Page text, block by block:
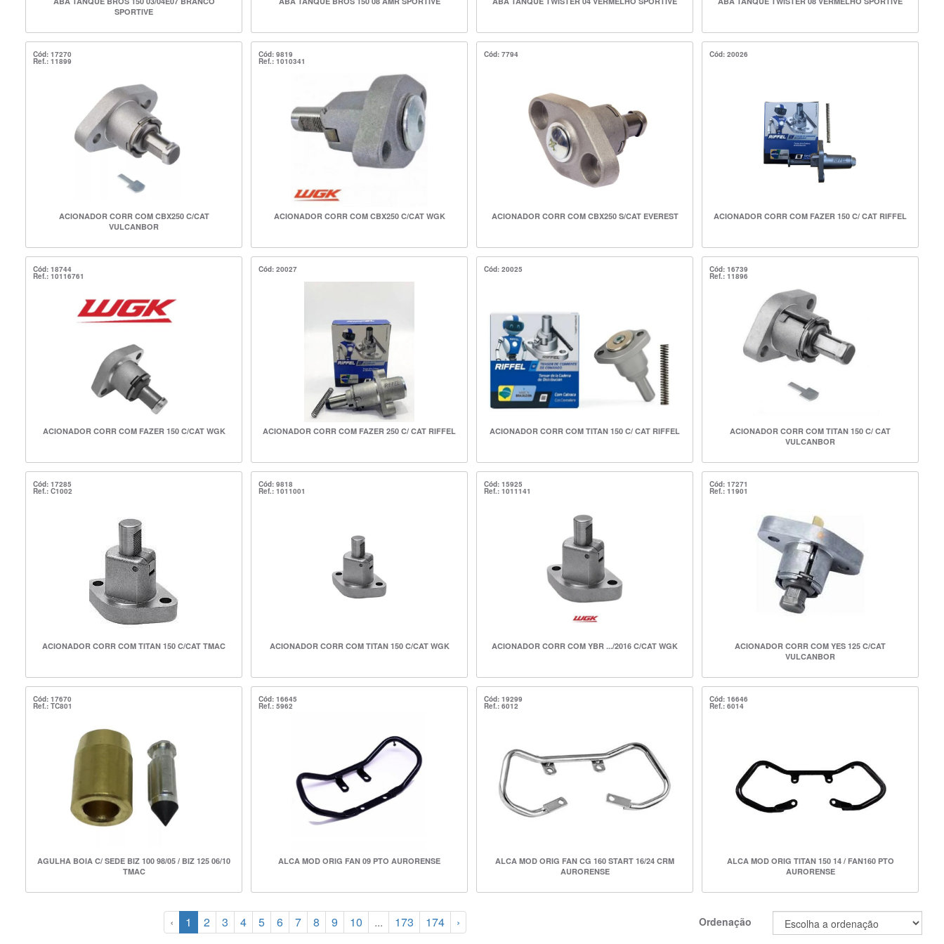
SPORTIVE
Cód: 17270
Ref.: 11899
ACIONADOR CORR COM CBX250 C/CAT
VULCANBOR
Cód: 9819
Ref.: 1010341
ACIONADOR CORR COM CBX250 C/CAT WGK
Cód: 7794
ACIONADOR CORR COM CBX250 S/CAT EVEREST
Cód: 20026
ACIONADOR CORR COM FAZER 150 C/ CAT RIFFEL
Cód: 18744
Ref.: 10116761
ACIONADOR CORR COM FAZER 150 C/CAT WGK
Cód: 20027
ACIONADOR CORR COM FAZER 250 C/ CAT RIFFEL
Cód: 20025
ACIONADOR CORR COM TITAN 150 C/ CAT RIFFEL
Cód: 16739
Ref.: 11896
ACIONADOR CORR COM TITAN 150 C/ CAT
VULCANBOR
Cód: 17285
Ref.: C1002
ACIONADOR CORR COM TITAN 150 C/CAT TMAC
Cód: 9818
Ref.: 1011001
ACIONADOR CORR COM TITAN 150 C/CAT WGK
Cód: 15925
Ref.: 1011141
ACIONADOR CORR COM YBR .../2016 C/CAT WGK
Cód: 17271
Ref.: 11901
ACIONADOR CORR COM YES 125 C/CAT
VULCANBOR
Cód: 17670
Ref.: TC801
AGULHA BOIA C/ SEDE BIZ 100 98/05 / BIZ 125 06/10
TMAC
Cód: 16645
Ref.: 5962
ALCA MOD ORIG FAN 09 PTO AURORENSE
Cód: 19299
Ref.: 6012
ALCA MOD ORIG FAN CG 160 START 16/24 CRM
AURORENSE
Cód: 16646
Ref.: 6014
ALCA MOD ORIG TITAN 150 14 / FAN160 PTO
AURORENSE
‹ 1 2 3 4 5 6 7 8 9 10 ... 173 174 › Ordenação